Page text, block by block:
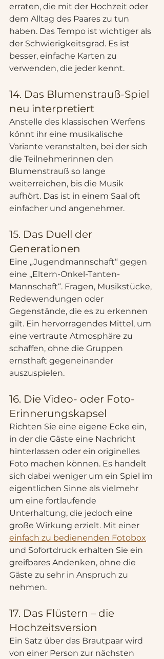
erraten, die mit der Hochzeit oder
dem Alltag des Paares zu tun
haben. Das Tempo ist wichtiger als
der Schwierigkeitsgrad. Es ist
besser, einfache Karten zu
verwenden, die jeder kennt.
14. Das Blumenstrauß-Spiel
neu interpretiert
Anstelle des klassischen Werfens
könnt ihr eine musikalische
Variante veranstalten, bei der sich
die Teilnehmerinnen den
Blumenstrauß so lange
weiterreichen, bis die Musik
aufhört. Das ist in einem Saal oft
einfacher und angenehmer.
15. Das Duell der
Generationen
Eine „Jugendmannschaft“ gegen
eine „Eltern-Onkel-Tanten-
Mannschaft“. Fragen, Musikstücke,
Redewendungen oder
Gegenstände, die es zu erkennen
gilt. Ein hervorragendes Mittel, um
eine vertraute Atmosphäre zu
schaffen, ohne die Gruppen
ernsthaft gegeneinander
auszuspielen.
16. Die Video- oder Foto-
Erinnerungskapsel
Richten Sie eine eigene Ecke ein,
in der die Gäste eine Nachricht
hinterlassen oder ein originelles
Foto machen können. Es handelt
sich dabei weniger um ein Spiel im
eigentlichen Sinne als vielmehr
um eine fortlaufende
Unterhaltung, die jedoch eine
große Wirkung erzielt. Mit einer
einfach zu bedienenden Fotobox
und Sofortdruck erhalten Sie ein
greifbares Andenken, ohne die
Gäste zu sehr in Anspruch zu
nehmen.
17. Das Flüstern – die
Hochzeitsversion
Ein Satz über das Brautpaar wird
von einer Person zur nächsten